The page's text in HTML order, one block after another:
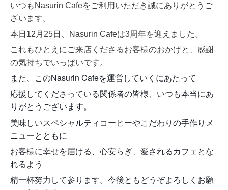
いつもNasurin Cafeをご利用いただき誠にありがとうご
ざいます。
本日12月25日、Nasurin Cafeは3周年を迎えました。
これもひとえにご来店くださるお客様のおかげと、感謝
の気持ちでいっぱいです。
また、このNasurin Cafeを運営していくにあたって
応援してくださっている関係者の皆様、 いつも本当にあ
りがとうございます。
美味しいスペシャルティコーヒーやこだわりの手作りメ
ニューとともに
お客様に幸せを届ける、心安らぎ、愛されるカフェとな
れるよう
精一杯努力して参ります。今後ともどうぞよろしくお願